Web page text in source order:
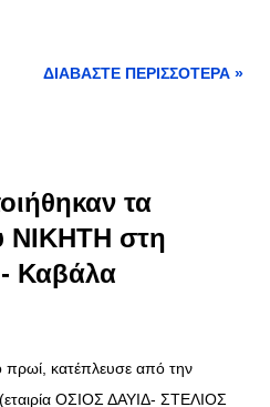
ΔΙΑΒΆΣΤΕ ΠΕΡΙΣΣΌΤΕΡΑ »
τα
ΝΙΚΗΤΗ στη
Καβάλα
πρωί, κατέπλευσε από την
ΟΣΙΟΣ ΔΑΥΙΔ- ΣΤΕΛΙΟΣ